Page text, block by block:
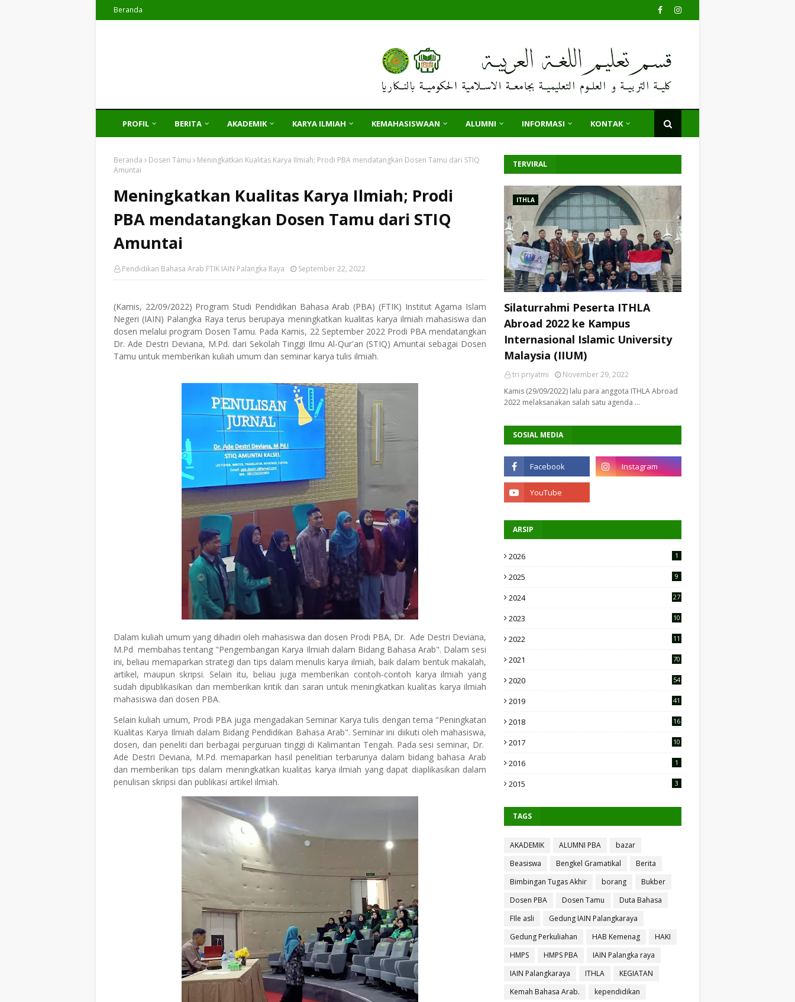
Beranda
PROFIL BERITA AKADEMIK KARYA ILMIAH KEMAHASISWAAN ALUMNI INFORMASI KONTAK
Beranda Dosen Tamu
Meningkatkan Kualitas Karya Ilmiah; Prodi PBA mendatangkan Dosen Tamu dari STIQ
Amuntai
Meningkatkan Kualitas Karya Ilmiah; Prodi
PBA mendatangkan Dosen Tamu dari STIQ
Amuntai
Pendidikan Bahasa Arab FTIK IAIN Palangka Raya September 22, 2022
(Kamis, 22/09/2022) Program Studi Pendidikan Bahasa Arab (PBA) (FTIK) Institut Agama Islam
Negeri (IAIN) Palangka Raya terus berupaya meningkatkan kualitas karya ilmiah mahasiswa dan
dosen melalui program Dosen Tamu. Pada Kamis, 22 September 2022 Prodi PBA mendatangkan
Dr. Ade Destri Deviana, M.Pd. dari Sekolah Tinggi Ilmu Al-Qur'an (STIQ) Amuntai sebagai Dosen
Tamu untuk memberikan kuliah umum dan seminar karya tulis ilmiah.
Dalam kuliah umum yang dihadiri oleh mahasiswa dan dosen Prodi PBA, Dr. Ade Destri Deviana,
M.Pd membahas tentang "Pengembangan Karya Ilmiah dalam Bidang Bahasa Arab". Dalam sesi
ini, beliau memaparkan strategi dan tips dalam menulis karya ilmiah, baik dalam bentuk makalah,
artikel, maupun skripsi. Selain itu, beliau juga memberikan contoh-contoh karya ilmiah yang
sudah dipublikasikan dan memberikan kritik dan saran untuk meningkatkan kualitas karya ilmiah
mahasiswa dan dosen PBA.
Selain kuliah umum, Prodi PBA juga mengadakan Seminar Karya tulis dengan tema "Peningkatan
Kualitas Karya Ilmiah dalam Bidang Pendidikan Bahasa Arab". Seminar ini diikuti oleh mahasiswa,
dosen, dan peneliti dari berbagai perguruan tinggi di Kalimantan Tengah. Pada sesi seminar, Dr.
Ade Destri Deviana, M.Pd. memaparkan hasil penelitian terbarunya dalam bidang bahasa Arab
dan memberikan tips dalam meningkatkan kualitas karya ilmiah yang dapat diaplikasikan dalam
penulisan skripsi dan publikasi artikel ilmiah.
TERVIRAL
ITHLA
Silaturrahmi Peserta ITHLA
Abroad 2022 ke Kampus
Internasional Islamic University
Malaysia (IIUM)
tri priyatmi
November 29, 2022
Kamis (29/09/2022) lalu para anggota ITHLA Abroad
2022 melaksanakan salah satu agenda …
SOSIAL MEDIA
ARSIP
2026 1
2025 9
2024 27
2023
10
2022
11
2021 70
2020 54
2019 41
2018 16
2017 10
2016 1
2015 3
TAGS
AKADEMIK ALUMNI PBA
bazar
Beasiswa
Bengkel Gramatikal
Berita
Bimbingan Tugas Akhir
borang
Bukber
Dosen PBA
Dosen Tamu
Duta Bahasa
FIle asli
Gedung IAIN Palangkaraya
Gedung Perkuliahan
HAB Kemenag
HAKI
HMPS
HMPS PBA
IAIN Palangka raya
IAIN Palangkaraya
ITHLA
KEGIATAN
Kemah Bahasa Arab.
kependidikan